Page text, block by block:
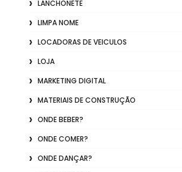
LANCHONETE
LIMPA NOME
LOCADORAS DE VEICULOS
LOJA
MARKETING DIGITAL
MATERIAIS DE CONSTRUÇÃO
ONDE BEBER?
ONDE COMER?
ONDE DANÇAR?